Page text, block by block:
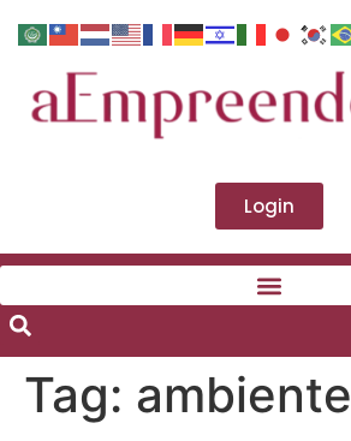
Login
Tag: ambiente